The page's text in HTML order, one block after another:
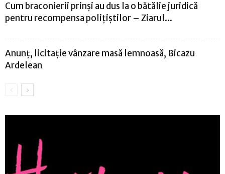
Cum braconierii prinși au dus la o bătălie juridică
pentru recompensa polițiștilor – Ziarul...
Anunț, licitație vânzare masă lemnoasă, Bicazu
Ardelean